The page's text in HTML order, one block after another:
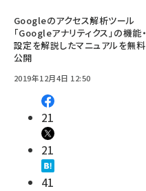
Googleのアクセス解析ツール
「Googleアナリティクス」の機能・
設定を解説したマニュアルを無料
公開
2019年12月4日 12:50
21
21
41